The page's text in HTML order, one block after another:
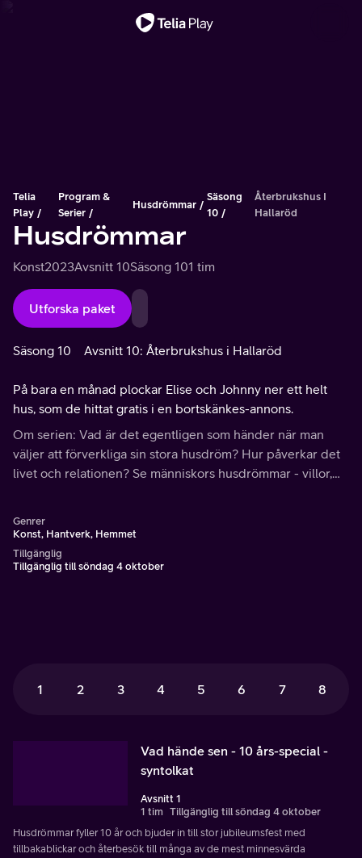
Telia
Play
Program &
Serier
Husdrömmar
Säsong
10
Återbrukshus I
Hallaröd
Husdrömmar
Konst2023Avsnitt 10Säsong 101 tim
Utforska paket
Säsong 10 Avsnitt 10: Återbrukshus i Hallaröd
På bara en månad plockar Elise och Johnny ner ett helt
hus, som de hittat gratis i en bortskänkes-annons.
Om serien: Vad är det egentligen som händer när man
väljer att förverkliga sin stora husdröm? Hur påverkar det
livet och relationen? Se människors husdrömmar - villor,
Genrer
Konst, Hantverk, Hemmet
Tillgänglig
Tillgänglig till söndag 4 oktober
1 2 3 4 5 6 7 8
Vad hände sen - 10 års-special -
syntolkat
Avsnitt 1
1 tim Tillgänglig till söndag 4 oktober
Husdrömmar fyller 10 år och bjuder in till stor jubileumsfest med
tillbakablickar och återbesök till många av de mest minnesvärda